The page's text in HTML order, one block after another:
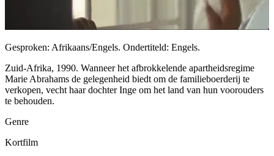
Gesproken: Afrikaans/Engels. Ondertiteld: Engels.
Zuid-Afrika, 1990. Wanneer het afbrokkelende apartheidsregime
Marie Abrahams de gelegenheid biedt om de familieboerderij te
verkopen, vecht haar dochter Inge om het land van hun voorouders
te behouden.
Genre
Kortfilm